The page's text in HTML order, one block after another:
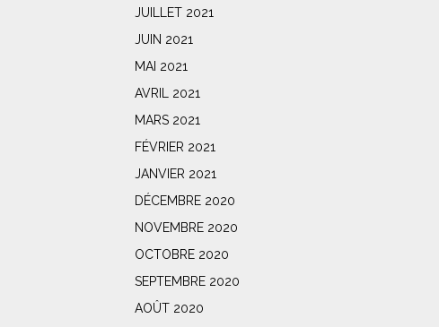
JUILLET 2021
JUIN 2021
MAI 2021
AVRIL 2021
MARS 2021
FÉVRIER 2021
JANVIER 2021
DÉCEMBRE 2020
NOVEMBRE 2020
OCTOBRE 2020
SEPTEMBRE 2020
AOÛT 2020